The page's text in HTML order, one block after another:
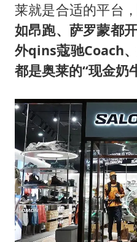
莱就是合适的平台，
如昂跑、萨罗蒙都
外qins蔻驰Coach
都是奥莱的“现金奶